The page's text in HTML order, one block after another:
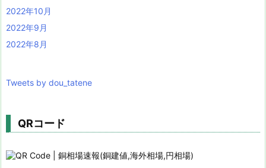
2022年10月
2022年9月
2022年8月
Tweets by dou_tatene
QRコード